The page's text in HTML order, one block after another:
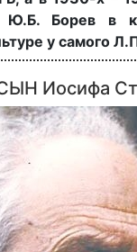
Борев в
у самого
Иосифа